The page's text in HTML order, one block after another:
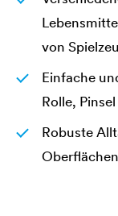
von
Einfache
Rolle,
Robuste